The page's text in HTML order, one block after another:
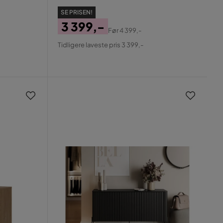
SE PRISEN!
Pris
3 399,-
Original
Før4 399,-
Tidligere laveste pris 3 399,-